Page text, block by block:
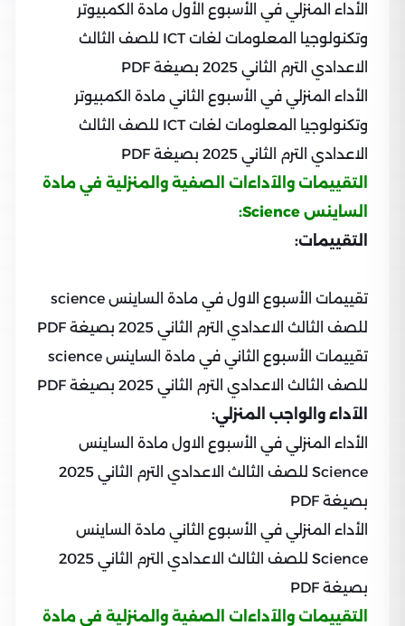
الأداء المنزلي في الأسبوع الأول مادة الكمبيوتر
وتكنولوجيا المعلومات لغات ICT للصف الثالث
الاعدادي الترم الثاني 2025 بصيغة PDF
الأداء المنزلي في الأسبوع الثاني مادة الكمبيوتر
وتكنولوجيا المعلومات لغات ICT للصف الثالث
الاعدادي الترم الثاني 2025 بصيغة PDF
التقييمات والآداءات الصفية والمنزلية في مادة
الساينس Science:
التقييمات:
تقييمات الأسبوع الاول في مادة الساينس science
للصف الثالث الاعدادي الترم الثاني 2025 بصيغة PDF
تقييمات الأسبوع الثاني في مادة الساينس science
للصف الثالث الاعدادي الترم الثاني 2025 بصيغة PDF
الآداء والواجب المنزلي:
الأداء المنزلي في الأسبوع الاول مادة الساينس
Science للصف الثالث الاعدادي الترم الثاني 2025
بصيغة PDF
الأداء المنزلي في الأسبوع الثاني مادة الساينس
Science للصف الثالث الاعدادي الترم الثاني 2025
بصيغة PDF
التقييمات والآداءات الصفية والمنزلية في مادة